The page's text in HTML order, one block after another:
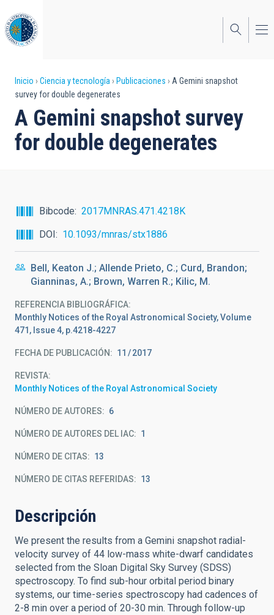
al
contenido
principal
Sobrescribir
enlaces
de
ayuda
navegación
Inicio Ciencia y tecnología Publicaciones
A Gemini snapshot
survey for double degenerates
A Gemini snapshot survey
for double degenerates
Bibcode
2017MNRAS.471.4218K
DOI
10.1093/mnras/stx1886
Bell, Keaton J.; Allende Prieto, C.; Curd, Brandon;
Gianninas, A.; Brown, Warren R.; Kilic, M.
REFERENCIA BIBLIOGRÁFICA
Monthly Notices of the Royal Astronomical Society, Volume
471, Issue 4, p.4218-4227
FECHA DE PUBLICACIÓN: 11 2017
REVISTA
Monthly Notices of the Royal Astronomical Society
NÚMERO DE AUTORES 6
NÚMERO DE AUTORES DEL IAC 1
NÚMERO DE CITAS 13
NÚMERO DE CITAS REFERIDAS 13
Descripción
We present the results from a Gemini snapshot radial-
velocity survey of 44 low-mass white-dwarf candidates
selected from the Sloan Digital Sky Survey (SDSS)
spectroscopy. To find sub-hour orbital period binary
systems, our time-series spectroscopy had cadences of
2-8 min over a period of 20-30 min. Through follow-up